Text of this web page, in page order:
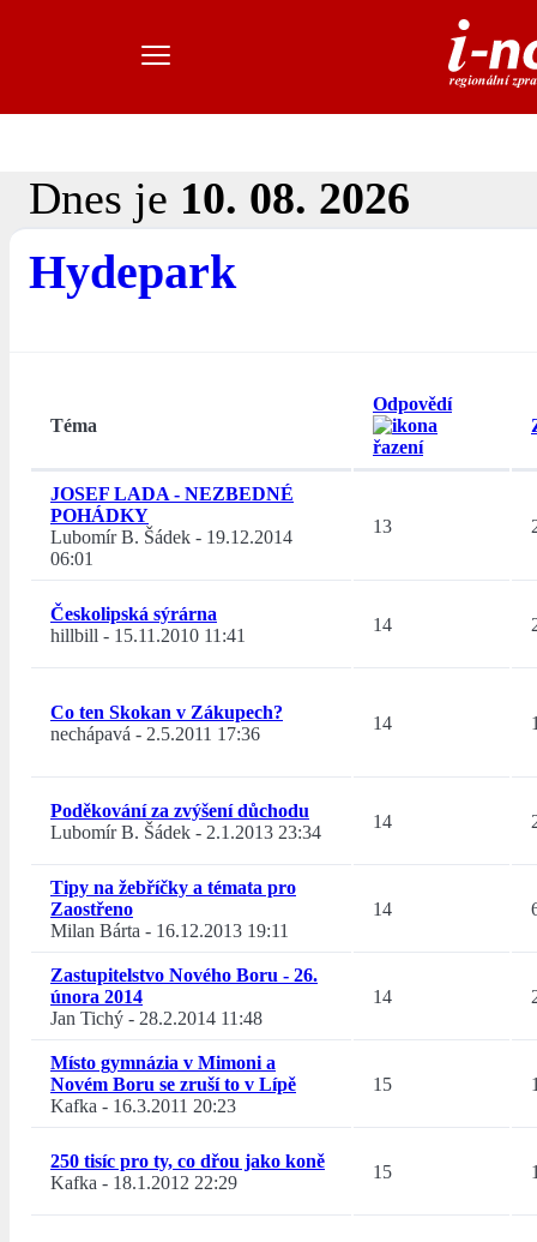
Dnes je 10. 08. 2026
Hydepark
Téma
Odpovědí
JOSEF LADA - NEZBEDNÉ
POHÁDKY
Lubomír B. Šádek - 19.12.2014
06:01
13
Českolipská sýrárna
hillbill - 15.11.2010 11:41
14
Co ten Skokan v Zákupech?
nechápavá - 2.5.2011 17:36
14
Poděkování za zvýšení důchodu
Lubomír B. Šádek - 2.1.2013 23:34
14
Tipy na žebříčky a témata pro
Zaostřeno
Milan Bárta - 16.12.2013 19:11
14
Zastupitelstvo Nového Boru - 26.
února 2014
Jan Tichý - 28.2.2014 11:48
14
Místo gymnázia v Mimoni a
Novém Boru se zruší to v Lípě
Kafka - 16.3.2011 20:23
15
250 tisíc pro ty, co dřou jako koně
Kafka - 18.1.2012 22:29
15